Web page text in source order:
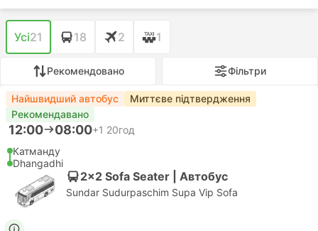
Усі21 18 2 1
Рекомендовано Фільтри
Найшвидший автобус
Миттєве підтвердження
Рекомендавано
12:00 08:00+1 20год
Катманду
Dhangadhi
2x2 Sofa Seater | Автобус
Sundar Sudurpaschim Supa Vip Sofa